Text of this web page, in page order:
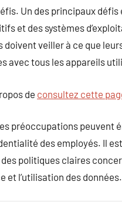
Un des principaux défis
et des systèmes
doivent veiller à ce que
avec tous les appareils
de consultez cette
préoccupations peuvent
des employés. Il
des politiques claires
et l’utilisation des données.